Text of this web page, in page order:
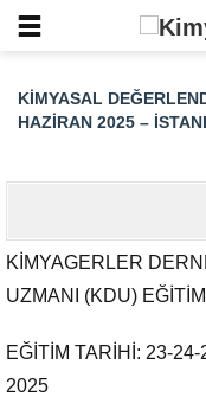
KIMYASAL
HAZIRAN 2025 –
KİMYAGERLER
UZMANI (KDU)
EĞİTİM TARİHİ: 23-
2025